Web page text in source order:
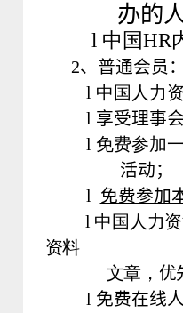
办的人
l 中国HR
2、普通会员
l 中国人力
l 享受理事
l 免费参加
活动；
l 免费参加
l 中国人力
资料
文章， 优
l 免费在线